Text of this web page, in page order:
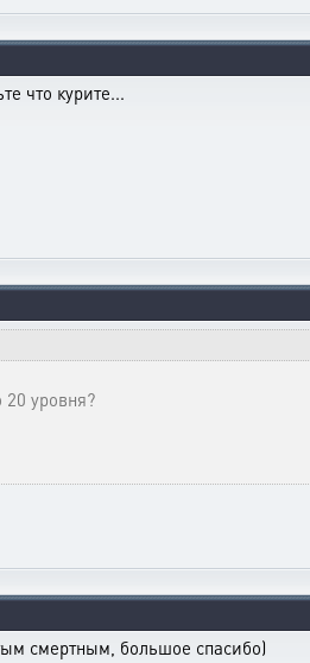
что курите...
уровня?
смертным, большое спасибо)